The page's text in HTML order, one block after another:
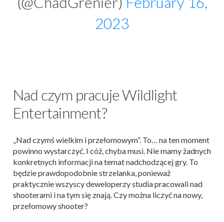
2023
Nad czym pracuje Wildlight
Entertainment?
„Nad czymś wielkim i przełomowym”. To… na ten moment
powinno wystarczyć. I cóż, chyba musi. Nie mamy żadnych
konkretnych informacji na temat nadchodzącej gry. To
będzie prawdopodobnie strzelanka, ponieważ
praktycznie wszyscy deweloperzy studia pracowali nad
shooterami i na tym się znają. Czy można liczyć na nowy,
przełomowy shooter?